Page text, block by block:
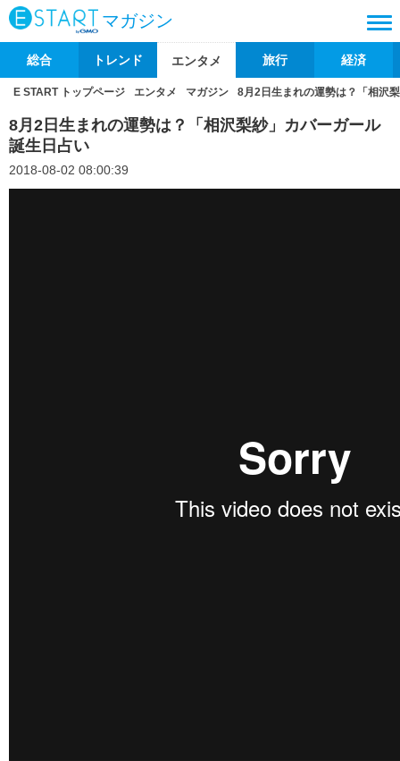
マガジン
総合 トレンド エンタメ 旅行 経済
E START トップページ エンタメ マガジン 8月2日生まれの運勢は？「相沢
8月2日生まれの運勢は？「相沢梨紗」カバーガール
誕生日占い
2018-08-02 08:00:39